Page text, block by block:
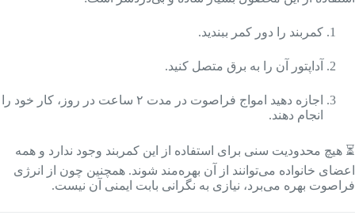
کمربند را دور کمر ببندید.
آداپتور آن را به برق متصل کنید.
اجازه دهید امواج فراصوت در مدت ۲ ساعت در روز، کار خود را
انجام دهند.
⏳ هیچ محدودیت سنی برای استفاده از این کمربند وجود ندارد و همه
اعضای خانواده می‌توانند از آن بهره‌مند شوند. همچنین چون از انرژی
فراصوت بهره می‌برد، نیازی به نگرانی بابت ایمنی آن نیست.